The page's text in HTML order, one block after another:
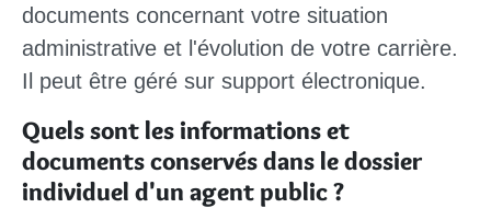
documents concernant votre situation
administrative et l'évolution de votre carrière.
Il peut être géré sur support électronique.
Quels sont les informations et
documents conservés dans le dossier
individuel d'un agent public ?